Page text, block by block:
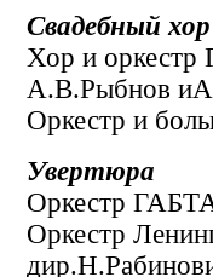
Свадебный хор
Хор и
А.В.Рыбнов
Оркестр и
Увертюра
Оркестр
Оркестр